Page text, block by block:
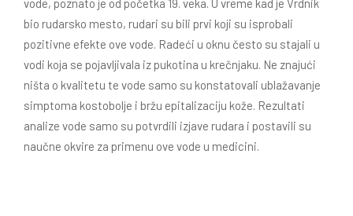
vode, poznato je od početka 19. veka. U vreme kad je Vrdnik
bio rudarsko mesto, rudari su bili prvi koji su isprobali
pozitivne efekte ove vode. Radeći u oknu često su stajali u
vodi koja se pojavljivala iz pukotina u krečnjaku. Ne znajući
ništa o kvalitetu te vode samo su konstatovali ublažavanje
simptoma kostobolje i bržu epitalizaciju kože. Rezultati
analize vode samo su potvrdili izjave rudara i postavili su
naučne okvire za primenu ove vode u medicini.